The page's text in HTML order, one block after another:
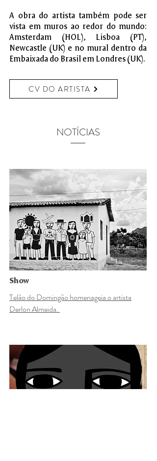
A obra do artista também pode ser
vista em muros ao redor do mundo:
Amsterdam (HOL), Lisboa (PT),
Newcastle (UK) e no mural dentro da
Embaixada do Brasil em Londres (UK).
CV DO ARTISTA
NOTÍCIAS
Show
Telão do Domingão homenageia o artista
Derlon Almeida.